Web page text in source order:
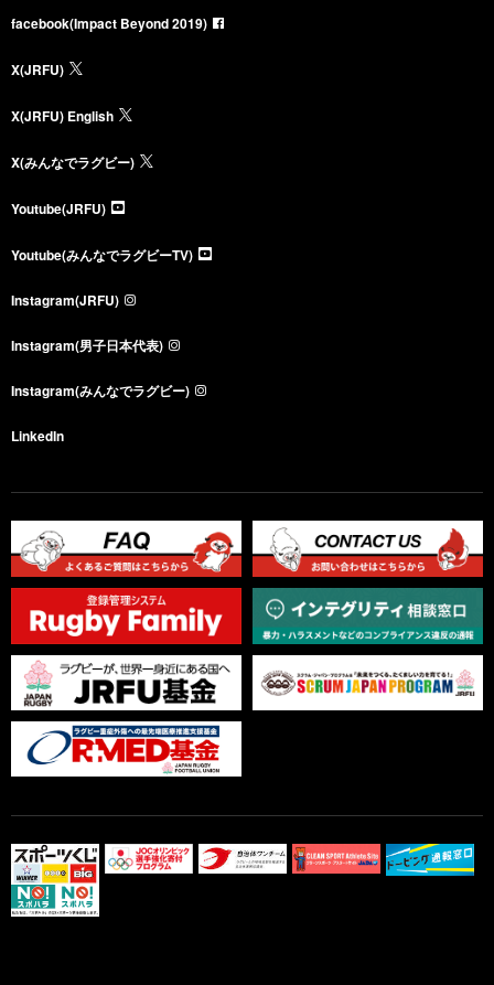
facebook(Impact Beyond 2019)
X(JRFU)
X(JRFU) English
X(みんなでラグビー)
Youtube(JRFU)
Youtube(みんなでラグビーTV)
Instagram(JRFU)
Instagram(男子日本代表)
Instagram(みんなでラグビー)
LinkedIn